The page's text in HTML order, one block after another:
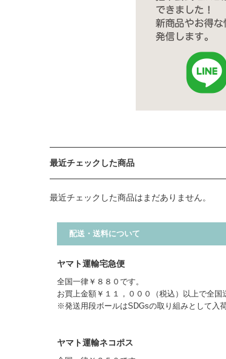
最近チェックした商品
最近チェックした商品はまだありません。
配送・送料について
ヤマト運輸宅急便
全国一律￥８８０です。
お買上金額￥１１，０００（税込）以上で全国
※発送用段ボールはSDGsの取り組みとして入
ヤマト運輸ネコポス